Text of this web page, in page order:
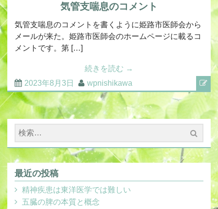
気管支喘息のコメント
気管支喘息のコメントを書くように姫路市医師会から
メールが来た。姫路市医師会のホームページに載るコ
メントです。第 […]
続きを読む →
2023年8月3日
wpnishikawa
検
索:
最近の投稿
精神疾患は東洋医学では難しい
五臓の脾の本質と概念